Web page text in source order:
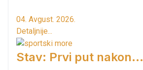
04. Avgust. 2026.
Detaljnije...
Stav: Prvi put nakon…